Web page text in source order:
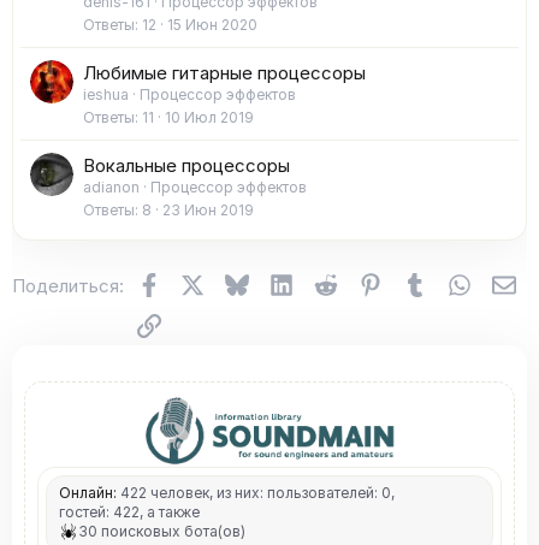
Ответы 12 15 Июн 2020
Любимые гитарные процессоры
ieshua
Процессор эффектов
Ответы 11 10 Июл 2019
Вокальные процессоры
adianon
Процессор эффектов
Ответы 8 23 Июн 2019
Поделиться: FacebookX (Twitter)
BlueskyLinkedInReddit Pinterest
Tumblr
Ссылка
Онлайн: 422 человек, из них: пользователей: 0,
гостей: 422, а также
30 поисковых бота(ов)